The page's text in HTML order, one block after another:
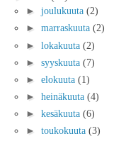
► joulukuuta (2)
► marraskuuta (2)
► lokakuuta (2)
► syyskuuta (7)
► elokuuta (1)
► heinäkuuta (4)
► kesäkuuta (6)
► toukokuuta (3)